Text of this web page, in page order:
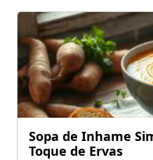
Sopa de Inhame
Toque de Ervas